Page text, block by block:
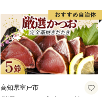
高知県室戸市